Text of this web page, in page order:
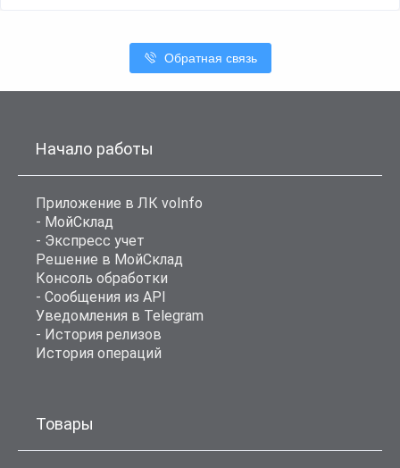
Обратная связь
Начало работы
Приложение в ЛК voInfo
- МойСклад
- Экспресс учет
Решение в МойСклад
Консоль обработки
- Сообщения из API
Уведомления в Telegram
- История релизов
История операций
Товары